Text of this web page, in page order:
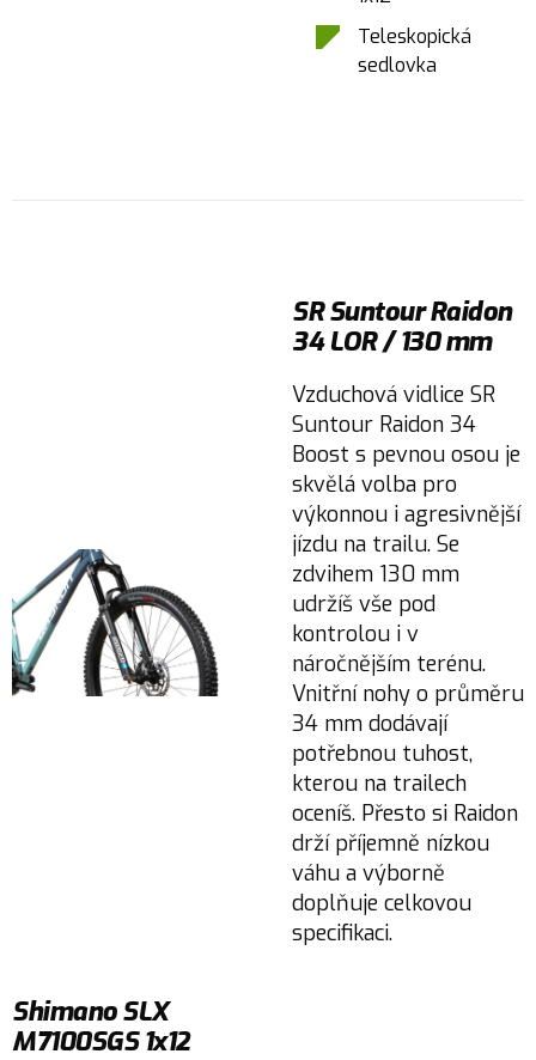
Teleskopická
sedlovka
SR Suntour Raidon
34 LOR / 130 mm
Vzduchová vidlice SR
Suntour Raidon 34
Boost s pevnou osou je
skvělá volba pro
výkonnou i agresivnější
jízdu na trailu. Se
zdvihem 130 mm
udržíš vše pod
kontrolou i v
náročnějším terénu.
Vnitřní nohy o průměru
34 mm dodávají
potřebnou tuhost,
kterou na trailech
oceníš. Přesto si Raidon
drží příjemně nízkou
váhu a výborně
doplňuje celkovou
specifikaci.
Shimano SLX
M7100SGS 1x12